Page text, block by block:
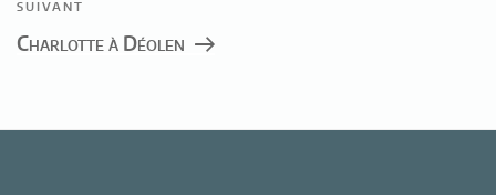
Article
suivant
SUIVANT
Charlotte à Déolen